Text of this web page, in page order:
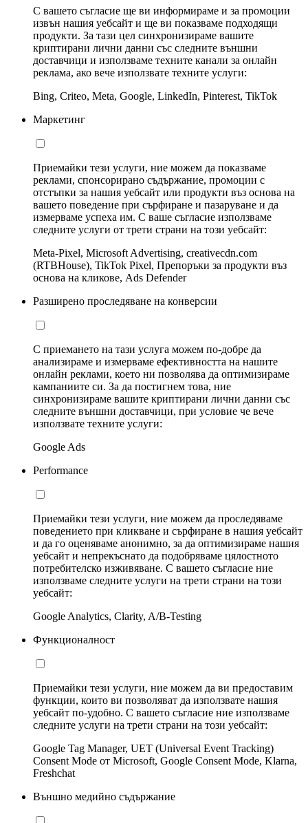
С вашето съгласие ще ви информираме и за промоции
извън нашия уебсайт и ще ви показваме подходящи
продукти. За тази цел синхронизираме вашите
криптирани лични данни със следните външни
доставчици и използваме техните канали за онлайн
реклама, ако вече използвате техните услуги:
Bing, Criteo, Meta, Google, LinkedIn, Pinterest, TikTok
Маркетинг
Приемайки тези услуги, ние можем да показваме
реклами, спонсорирано съдържание, промоции с
отстъпки за нашия уебсайт или продукти въз основа на
вашето поведение при сърфиране и пазаруване и да
измерваме успеха им. С ваше съгласие използваме
следните услуги от трети страни на този уебсайт:
Meta-Pixel, Microsoft Advertising, creativecdn.com
(RTBHouse), TikTok Pixel, Препоръки за продукти въз
основа на кликове, Ads Defender
Разширено проследяване на конверсии
С приемането на тази услуга можем по-добре да
анализираме и измерваме ефективността на нашите
онлайн реклами, което ни позволява да оптимизираме
кампаниите си. За да постигнем това, ние
синхронизираме вашите криптирани лични данни със
следните външни доставчици, при условие че вече
използвате техните услуги:
Google Ads
Performance
Приемайки тези услуги, ние можем да проследяваме
поведението при кликване и сърфиране в нашия уебсайт
и да го оценяваме анонимно, за да оптимизираме нашия
уебсайт и непрекъснато да подобряваме цялостното
потребителско изживяване. С вашето съгласие ние
използваме следните услуги на трети страни на този
уебсайт:
Google Analytics, Clarity, A/B-Testing
Функционалност
Приемайки тези услуги, ние можем да ви предоставим
функции, които ви позволяват да използвате нашия
уебсайт по-удобно. С вашето съгласие ние използваме
следните услуги на трети страни на този уебсайт:
Google Tag Manager, UET (Universal Event Tracking)
Consent Mode от Microsoft, Google Consent Mode, Klarna,
Freshchat
Външно медийно съдържание